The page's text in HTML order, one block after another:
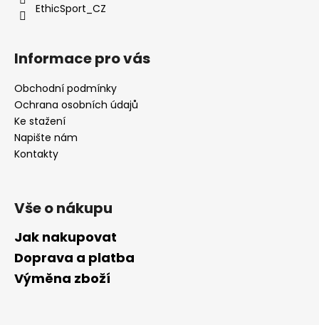
EthicSport_CZ
Informace pro vás
Obchodní podmínky
Ochrana osobních údajů
Ke stažení
Napište nám
Kontakty
Vše o nákupu
Jak nakupovat
Doprava a platba
Výměna zboží